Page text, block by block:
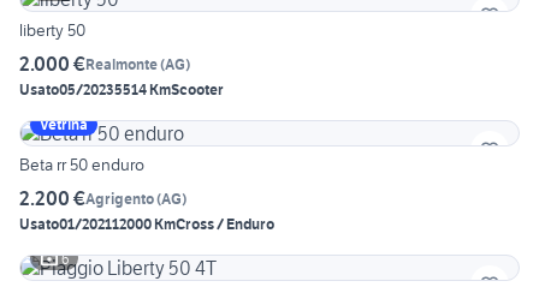
liberty 50
2.000 €Realmonte(AG)
Usato05/20235514 KmScooter
Vetrina
Beta rr 50 enduro
2.200 €Agrigento(AG)
Usato01/202112000 KmCross / Enduro
6